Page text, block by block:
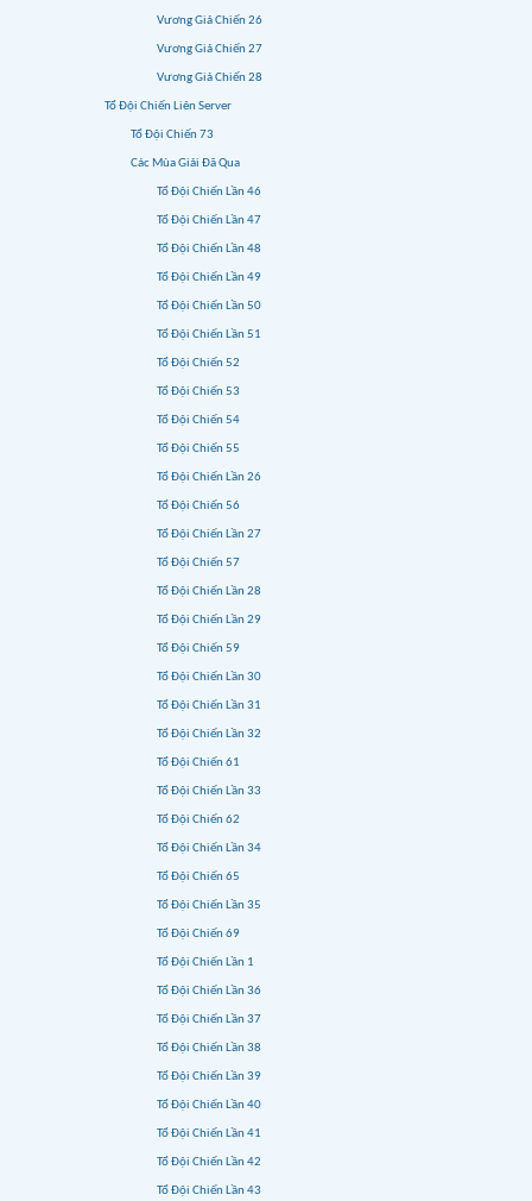
Vương Giả Chiến 26
Vương Giả Chiến 27
Vương Giả Chiến 28
Tổ Đội Chiến Liên Server
Tổ Đội Chiến 73
Các Mùa Giải Đã Qua
Tổ Đội Chiến Lần 46
Tổ Đội Chiến Lần 47
Tổ Đội Chiến Lần 48
Tổ Đội Chiến Lần 49
Tổ Đội Chiến Lần 50
Tổ Đội Chiến Lần 51
Tổ Đội Chiến 52
Tổ Đội Chiến 53
Tổ Đội Chiến 54
Tổ Đội Chiến 55
Tổ Đội Chiến Lần 26
Tổ Đội Chiến 56
Tổ Đội Chiến Lần 27
Tổ Đội Chiến 57
Tổ Đội Chiến Lần 28
Tổ Đội Chiến Lần 29
Tổ Đội Chiến 59
Tổ Đội Chiến Lần 30
Tổ Đội Chiến Lần 31
Tổ Đội Chiến Lần 32
Tổ Đội Chiến 61
Tổ Đội Chiến Lần 33
Tổ Đội Chiến 62
Tổ Đội Chiến Lần 34
Tổ Đội Chiến 65
Tổ Đội Chiến Lần 35
Tổ Đội Chiến 69
Tổ Đội Chiến Lần 1
Tổ Đội Chiến Lần 36
Tổ Đội Chiến Lần 37
Tổ Đội Chiến Lần 38
Tổ Đội Chiến Lần 39
Tổ Đội Chiến Lần 40
Tổ Đội Chiến Lần 41
Tổ Đội Chiến Lần 42
Tổ Đội Chiến Lần 43